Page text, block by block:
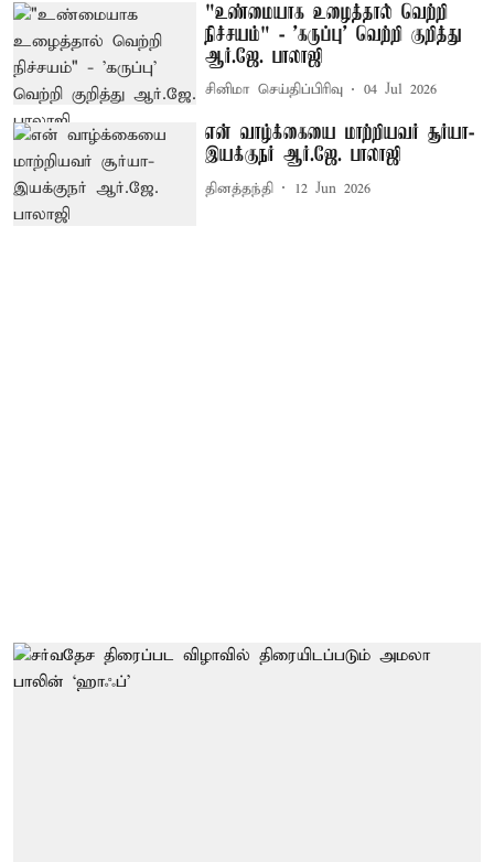
"உண்மையாக உழைத்தால் வெற்றி
நிச்சயம்" - 'கருப்பு' வெற்றி குறித்து
ஆர்.ஜே. பாலாஜி
சினிமா செய்திப்பிரிவு 04 Jul 2026
என் வாழ்க்கையை மாற்றியவர் சூர்யா-
இயக்குநர் ஆர்.ஜே. பாலாஜி
தினத்தந்தி 12 Jun 2026